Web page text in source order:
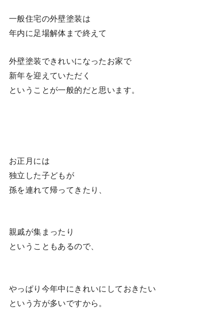
一般住宅の外壁塗装は
年内に足場解体まで終えて
外壁塗装できれいになったお家で
新年を迎えていただく
ということが一般的だと思います。
お正月には
独立した子どもが
孫を連れて帰ってきたり、
親戚が集まったり
ということもあるので、
やっぱり今年中にきれいにしておきたい
という方が多いですから。